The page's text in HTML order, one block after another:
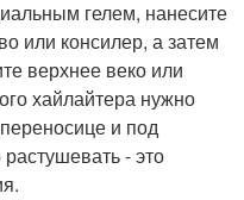
гелем, нанесите
или консилер, а затем
верхнее веко или
хайлайтера нужно
и под
- это